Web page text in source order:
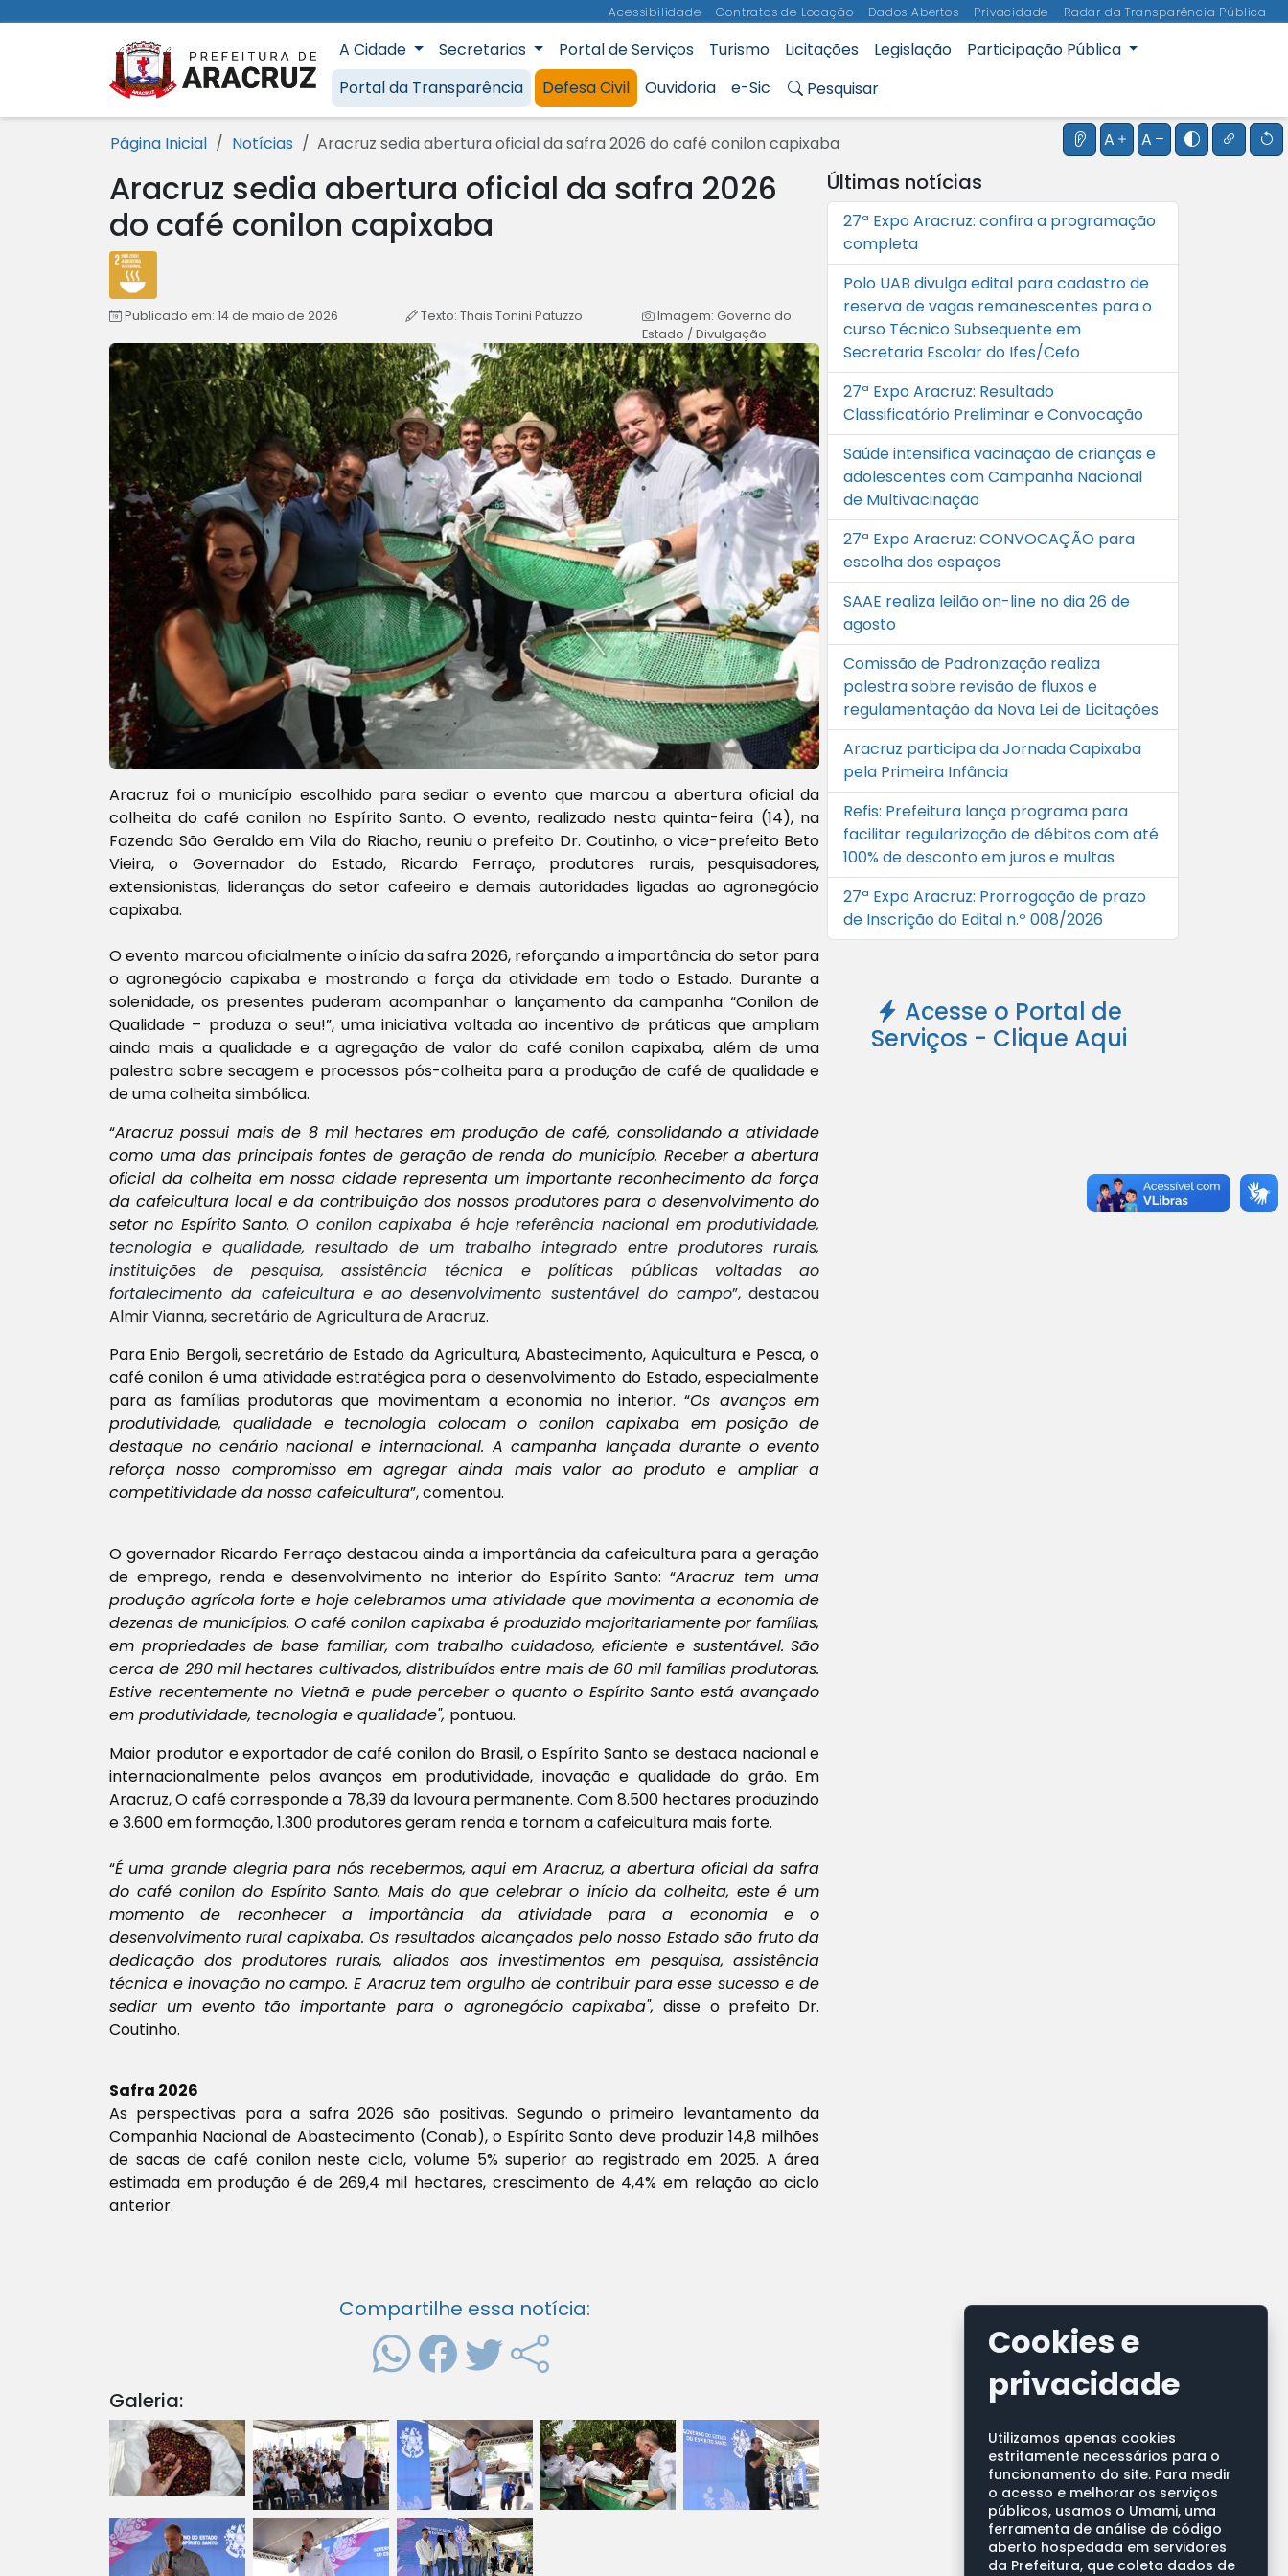
Acessibilidade Contratos de Locação Dados Abertos Privacidade Radar da Transparência Pública
Prefeitura Municipal de Aracruz
A Cidade Secretarias Portal de Serviços Turismo Licitações Legislação
Participação Pública
Portal da Transparência
Defesa Civil Ouvidoria e-Sic Pesquisar
Instruções do leitor de
A Aumentar o
A Diminuir o
Alternar
Página Inicial Notícias Aracruz sedia abertura oficial da safra 2026 do café conilon capixaba
Aracruz sedia abertura oficial da safra 2026
do café conilon capixaba
Publicado em: 14 de maio de 2026 Texto: Thais Tonini Patuzzo
Imagem: Governo do
Estado / Divulgação
Aracruz foi o município escolhido para sediar o evento que marcou a abertura oficial da
colheita do café conilon no Espírito Santo. O evento, realizado nesta quinta-feira (14), na
Fazenda São Geraldo em Vila do Riacho, reuniu o prefeito Dr. Coutinho, o vice-prefeito Beto
Vieira, o Governador do Estado, Ricardo Ferraço, produtores rurais, pesquisadores,
extensionistas, lideranças do setor cafeeiro e demais autoridades ligadas ao agronegócio
capixaba.
O evento marcou oficialmente o início da safra 2026, reforçando a importância do setor para
o agronegócio capixaba e mostrando a força da atividade em todo o Estado. Durante a
solenidade, os presentes puderam acompanhar o lançamento da campanha “Conilon de
Qualidade – produza o seu!”, uma iniciativa voltada ao incentivo de práticas que ampliam
ainda mais a qualidade e a agregação de valor do café conilon capixaba, além de uma
palestra sobre secagem e processos pós-colheita para a produção de café de qualidade e
de uma colheita simbólica.
“Aracruz possui mais de 8 mil hectares em produção de café, consolidando a atividade
como uma das principais fontes de geração de renda do município. Receber a abertura
oficial da colheita em nossa cidade representa um importante reconhecimento da força
da cafeicultura local e da contribuição dos nossos produtores para o desenvolvimento do
setor no Espírito Santo.O conilon capixaba é hoje referência nacional em produtividade,
tecnologia e qualidade, resultado de um trabalho integrado entre produtores rurais,
instituições de pesquisa, assistência técnica e políticas públicas voltadas ao
fortalecimento da cafeicultura e ao desenvolvimento sustentável do campo”, destacou
Almir Vianna, secretário de Agricultura de Aracruz.
Para Enio Bergoli, secretário de Estado da Agricultura, Abastecimento, Aquicultura e Pesca, o
café conilon é uma atividade estratégica para o desenvolvimento do Estado, especialmente
para as famílias produtoras que movimentam a economia no interior. “Os avanços em
produtividade, qualidade e tecnologia colocam o conilon capixaba em posição de
destaque no cenário nacional e internacional. A campanha lançada durante o evento
reforça nosso compromisso em agregar ainda mais valor ao produto e ampliar a
competitividade da nossa cafeicultura”, comentou.
O governador Ricardo Ferraço destacou ainda a importância da cafeicultura para a geração
de emprego, renda e desenvolvimento no interior do Espírito Santo: “Aracruz tem uma
produção agrícola forte e hoje celebramos uma atividade que movimenta a economia de
dezenas de municípios. O café conilon capixaba é produzido majoritariamente por famílias,
em propriedades de base familiar, com trabalho cuidadoso, eficiente e sustentável. São
cerca de 280 mil hectares cultivados, distribuídos entre mais de 60 mil famílias produtoras.
Estive recentemente no Vietnã e pude perceber o quanto o Espírito Santo está avançado
em produtividade, tecnologia e qualidade", pontuou.
Maior produtor e exportador de café conilon do Brasil, o Espírito Santo se destaca nacional e
internacionalmente pelos avanços em produtividade, inovação e qualidade do grão. Em
Aracruz, O café corresponde a 78,39 da lavoura permanente. Com 8.500 hectares produzindo
e 3.600 em formação, 1.300 produtores geram renda e tornam a cafeicultura mais forte.
“É uma grande alegria para nós recebermos, aqui em Aracruz, a abertura oficial da safra
do café conilon do Espírito Santo. Mais do que celebrar o início da colheita, este é um
momento de reconhecer a importância da atividadepara a economia e o
desenvolvimento rural capixaba.Os resultados alcançados pelo nosso Estado são fruto da
dedicação dos produtores rurais, aliados aos investimentos em pesquisa, assistência
técnica e inovação no campo. E Aracruz tem orgulho de contribuir para esse sucesso e de
sediar um evento tão importante para o agronegócio capixaba",disse o prefeito Dr.
Coutinho.
Safra 2026
As perspectivas para a safra 2026 são positivas. Segundo o primeiro levantamento da
Companhia Nacional de Abastecimento (Conab), o Espírito Santo deve produzir 14,8 milhões
de sacas de café conilon neste ciclo, volume 5% superior ao registrado em 2025. A área
estimada em produção é de 269,4 mil hectares, crescimento de 4,4% em relação ao ciclo
anterior.
Compartilhe essa notícia:
Galeria:
Últimas notícias
27ª Expo Aracruz: confira a programação
completa
Polo UAB divulga edital para cadastro de
reserva de vagas remanescentes para o
curso Técnico Subsequente em
Secretaria Escolar do Ifes/Cefo
27ª Expo Aracruz: Resultado
Classificatório Preliminar e Convocação
Saúde intensifica vacinação de crianças e
adolescentes com Campanha Nacional
de Multivacinação
27ª Expo Aracruz: CONVOCAÇÃO para
escolha dos espaços
SAAE realiza leilão on-line no dia 26 de
agosto
Comissão de Padronização realiza
palestra sobre revisão de fluxos e
regulamentação da Nova Lei de Licitações
Aracruz participa da Jornada Capixaba
pela Primeira Infância
Refis: Prefeitura lança programa para
facilitar regularização de débitos com até
100% de desconto em juros e multas
27ª Expo Aracruz: Prorrogação de prazo
de Inscrição do Edital n.º 008/2026
Acesse o Portal de
Serviços - Clique Aqui
Cookies e
privacidade
Utilizamos apenas cookies
estritamente necessários para o
funcionamento do site. Para medir
o acesso e melhorar os serviços
públicos, usamos o Umami, uma
ferramenta de análise de código
aberto hospedada em servidores
da Prefeitura, que coleta dados de